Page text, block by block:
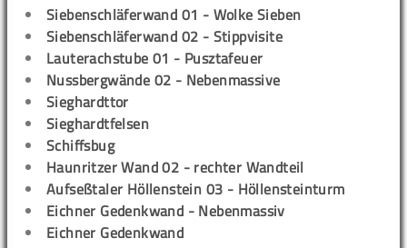
Siebenschläferwand 01 - Wolke Sieben
Siebenschläferwand 02 - Stippvisite
Lauterachstube 01 - Pusztafeuer
Nussbergwände 02 - Nebenmassive
Sieghardttor
Sieghardtfelsen
Schiffsbug
Haunritzer Wand 02 - rechter Wandteil
Aufseßtaler Höllenstein 03 - Höllensteinturm
Eichner Gedenkwand - Nebenmassiv
Eichner Gedenkwand